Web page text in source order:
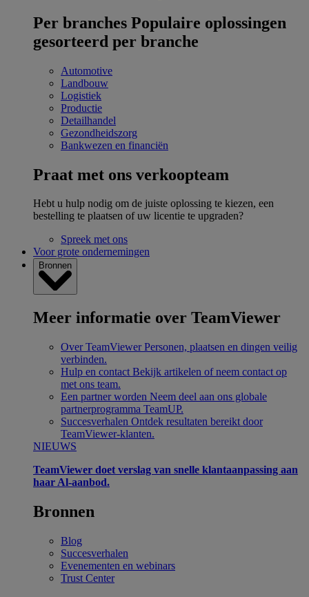
Per branches Populaire oplossingen
gesorteerd per branche
Automotive
Landbouw
Logistiek
Productie
Detailhandel
Gezondheidszorg
Bankwezen en financiën
Praat met ons verkoopteam
Hebt u hulp nodig om de juiste oplossing te kiezen, een
bestelling te plaatsen of uw licentie te upgraden?
Spreek met ons
Voor grote ondernemingen
Bronnen
Meer informatie over TeamViewer
Over TeamViewer Personen, plaatsen en dingen veilig
verbinden.
Hulp en contact Bekijk artikelen of neem contact op
met ons team.
Een partner worden Neem deel aan ons globale
partnerprogramma TeamUP.
Succesverhalen Ontdek resultaten bereikt door
TeamViewer-klanten.
NIEUWS
TeamViewer doet verslag van snelle klantaanpassing aan
haar Al-aanbod.
Bronnen
Blog
Succesverhalen
Evenementen en webinars
Trust Center